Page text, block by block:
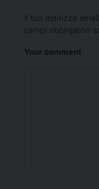
Il tuo indirizzo
campi obbligatori
Your comment